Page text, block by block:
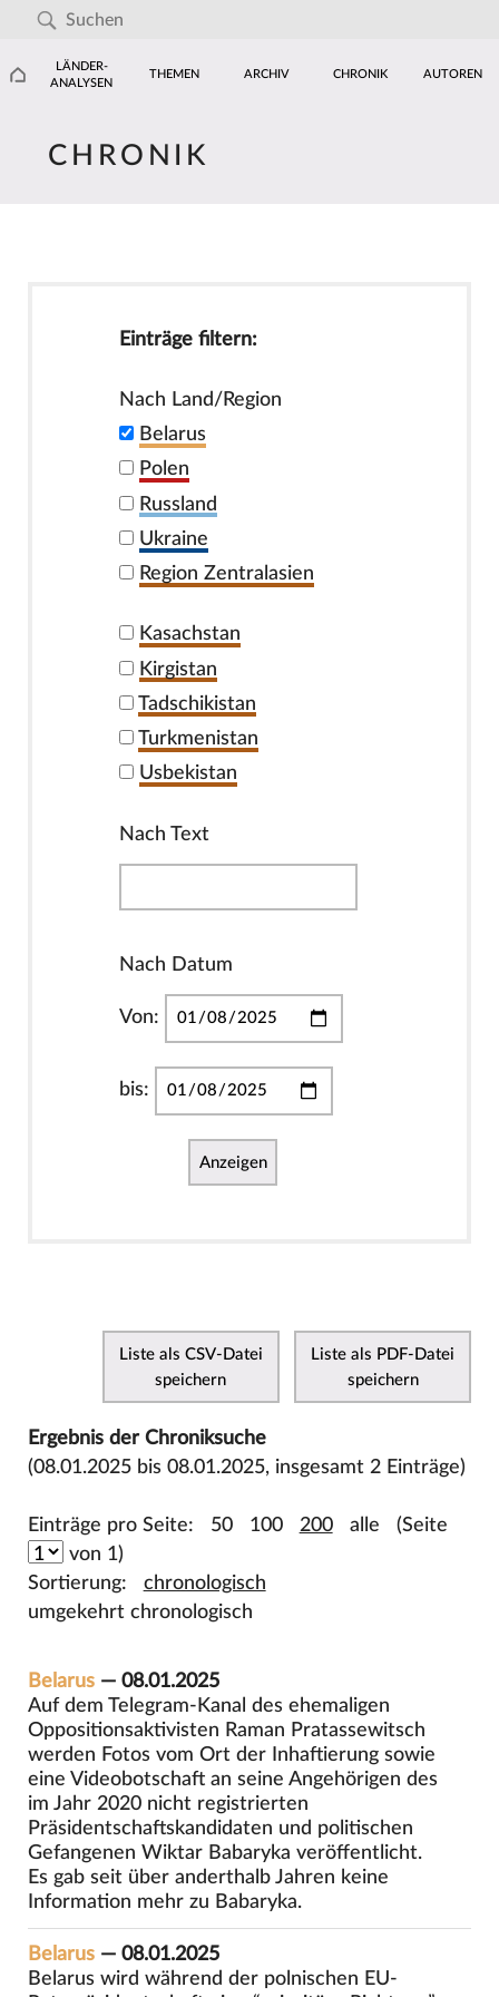
LÄNDER-
ANALYSEN
THEMEN ARCHIV CHRONIK AUTOREN
CHRONIK
Einträge filtern:
Nach Land/Region
Belarus
Polen
Russland
Ukraine
Region Zentralasien
Kasachstan
Kirgistan
Tadschikistan
Turkmenistan
Usbekistan
Nach Text
Nach Datum
Von:
bis:
Anzeigen
Liste als CSV-Datei
speichern
Liste als PDF-Datei
speichern
Ergebnis der Chroniksuche
(08.01.2025 bis 08.01.2025, insgesamt 2 Einträge)
Einträge pro Seite: 50 100 200 alle (Seite
von 1)
Sortierung: chronologisch
umgekehrt chronologisch
Belarus— 08.01.2025
Auf dem Telegram-Kanal des ehemaligen
Oppositionsaktivisten Raman Pratassewitsch
werden Fotos vom Ort der Inhaftierung sowie
eine Videobotschaft an seine Angehörigen des
im Jahr 2020 nicht registrierten
Präsidentschaftskandidaten und politischen
Gefangenen Wiktar Babaryka veröffentlicht.
Es gab seit über anderthalb Jahren keine
Information mehr zu Babaryka.
Belarus— 08.01.2025
Belarus wird während der polnischen EU-